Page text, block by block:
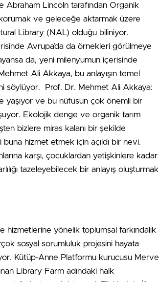
Abraham Lincoln tarafından Organik
korumak ve geleceğe aktarmak üzere
Library (NAL) olduğu biliniyor.
Avrupa’da da örnekleri görülmeye
da, yeni milenyumun içerisinde
Ali Akkaya, bu anlayışın temel
söylüyor. Prof. Dr. Mehmet Ali Akkaya:
yaşıyor ve bu nüfusun çok önemli bir
Ekolojik denge ve organik tarım
bizlere miras kalanı bir şekilde
hizmet etmek için açıldı bir nevi.
karşı, çocuklardan yetişkinlere kadar
tazeleyebilecek bir anlayış oluşturmak
hizmetlerine yönelik toplumsal farkındalık
sosyal sorumluluk projesini hayata
Kütüp-Anne Platformu kurucusu Merve
Library Farm adındaki halk